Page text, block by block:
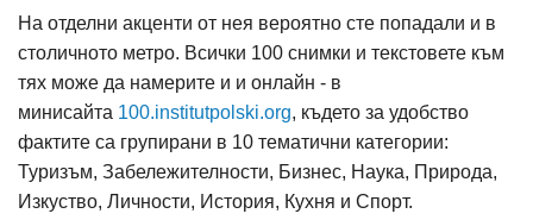
На отделни акценти от нея вероятно сте попадали и в
столичното метро. Всички 100 снимки и текстовете към
тях може да намерите и и онлайн - в
минисайта 100.institutpolski.org, където за удобство
фактите са групирани в 10 тематични категории:
Туризъм, Забележителности, Бизнес, Наука, Природа,
Изкуство, Личности, История, Кухня и Спорт.